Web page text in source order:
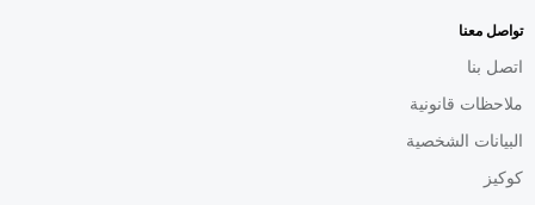
تواصل معنا
اتصل بنا
ملاحظات قانونية
البيانات الشخصية
كوكيز